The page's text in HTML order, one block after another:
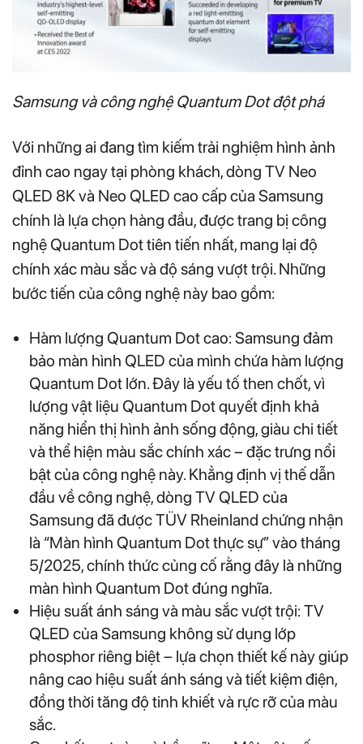
Samsung và công nghệ Quantum Dot đột phá
Với những ai đang tìm kiếm trải nghiệm hình ảnh
đỉnh cao ngay tại phòng khách, dòng TV Neo
QLED 8K và Neo QLED cao cấp của Samsung
chính là lựa chọn hàng đầu, được trang bị công
nghệ Quantum Dot tiên tiến nhất, mang lại độ
chính xác màu sắc và độ sáng vượt trội. Những
bước tiến của công nghệ này bao gồm:
Hàm lượng Quantum Dot cao: Samsung đảm
bảo màn hình QLED của mình chứa hàm lượng
Quantum Dot lớn. Đây là yếu tố then chốt, vì
lượng vật liệu Quantum Dot quyết định khả
năng hiển thị hình ảnh sống động, giàu chi tiết
và thể hiện màu sắc chính xác – đặc trưng nổi
bật của công nghệ này. Khẳng định vị thế dẫn
đầu về công nghệ, dòng TV QLED của
Samsung đã được TÜV Rheinland chứng nhận
là “Màn hình Quantum Dot thực sự” vào tháng
5/2025, chính thức củng cố rằng đây là những
màn hình Quantum Dot đúng nghĩa.
Hiệu suất ánh sáng và màu sắc vượt trội: TV
QLED của Samsung không sử dụng lớp
phosphor riêng biệt – lựa chọn thiết kế này giúp
nâng cao hiệu suất ánh sáng và tiết kiệm điện,
đồng thời tăng độ tinh khiết và rực rỡ của màu
sắc.